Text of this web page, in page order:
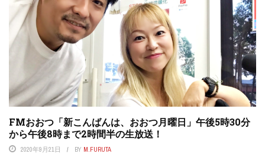
FMおおつ「新こんばんは、おおつ月曜日」午後5時30分
から午後8時まで2時間半の生放送！
2020年9月21日 BY M.FURUTA